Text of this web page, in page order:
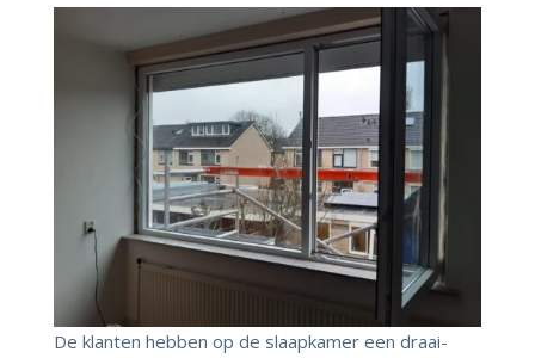
De klanten hebben op de slaapkamer een draai-